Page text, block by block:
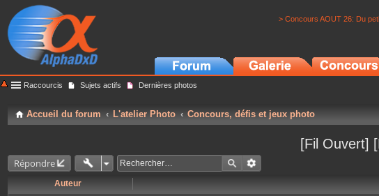
> Concours AOUT 26: Du
Raccourcis Sujets actifs Dernières photos
Accueil du forum L'atelier Photo Concours, défis et jeux photo
[Fil Ouvert]
Répondre
Auteur